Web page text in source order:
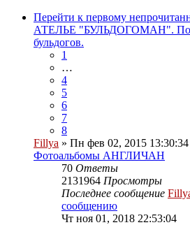
Перейти к первому
АТЕЛЬЕ "БУЛЬДОГОМАН".
бульдогов.
1
…
4
5
6
7
8
Fillya » Пн фев 02, 2015
Фотоальбомы АНГЛИЧАН
70 Ответы
2131964 Просмотры
Последнее сообщение
сообщению
Чт ноя 01, 2018 22:53:04